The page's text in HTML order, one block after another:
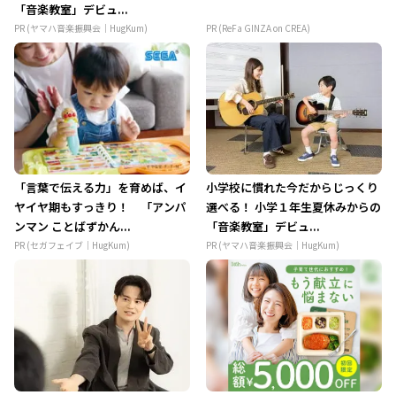
「音楽教室」デビュ...
PR (ヤマハ音楽振興会｜HugKum) PR (ReFa GINZA on CREA)
「言葉で伝える力」を育めば、イ
ヤイヤ期もすっきり！ 「アンパ
ンマン ことばずかん...
PR (セガフェイブ｜HugKum)
小学校に慣れた今だからじっくり
選べる！ 小学１年生夏休みからの
「音楽教室」デビュ...
PR (ヤマハ音楽振興会｜HugKum)